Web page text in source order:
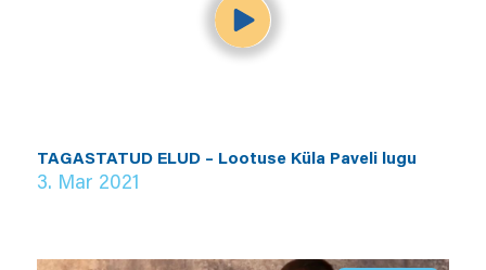
TAGASTATUD ELUD – Lootuse Küla Paveli lugu
3. Mar 2021